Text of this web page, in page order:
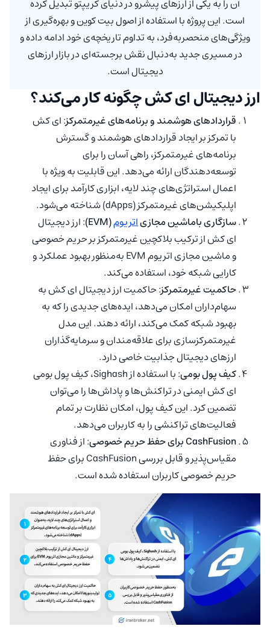
آن را به یکی از ارزهای پیشرو در دنیای کریپتو تبدیل کرده
است. این پروژه با استفاده از اصول بیت کوین و بهره‌گیری از
ویژگی‌های منحصربه‌فرد، به تداوم تاریخچه‌ی خود ادامه داده و
در مسیری جدید به‌دنبال نقش برجسته‌ای در بازار ارزهای
دیجیتال است.
ارز دیجیتال ای کش چگونه کار می‌کند؟
قراردادهای هوشمند و برنامه‌های غیرمتمرکز: ای کش
با تمرکز بر ایجاد قراردادهای هوشمند و گسترش
برنامه‌های غیرمتمرکز، راهی آسان را برای
توسعه‌دهندگان ارائه می‌دهد. این قابلیت به ویژه با
اعمال استراتژی‌های چند لایه، ابزاری کارآمد برای ایجاد
اپلیکیشن‌های غیرمتمرکز (dApps) شناخته می‌شود.
سازگاری باماشین مجازیاتریوم(EVM)
: ارز دیجیتال
ای کش از ترکیب بلاکچین غیرمتمرکز بر حریم خصوصی
و ماشین مجازی اتریوم EVM به‌منظور بهبود عملکرد و
کارایی شبکه خود، استفاده می‌کند.
حاکمیت غیرمتمرکز: حاکمیت ارز دیجیتال ای کش به
سهام‌داران امکان می‌دهد، ایده‌های جدیدی را که به
بهبود شبکه کمک می‌کند، ارائه دهند. این مدل
غیرمتمرکزسازی برای علاقه‌مندان و سرمایه‌گذاران
ارزهای دیجیتال جذابیت خاصی دارد.
کیف پول بومی
: با استفاده از Sighash، کیف پول بومی
ای کش ایمنی در تراکنش‌ها و پاداش‌ها را می‌توان
تضمین کرد. این کیف پول، امکان نظارت بر تمام
فعالیت‌های تراکنشی را به کاربران می‌دهد.
CashFusion برای حفظ حریم خصوصی
: از فناوری
مقیاس‌پذیر و قابل بررسی CashFusion برای حفظ
حریم خصوصی کاربران استفاده شده است.